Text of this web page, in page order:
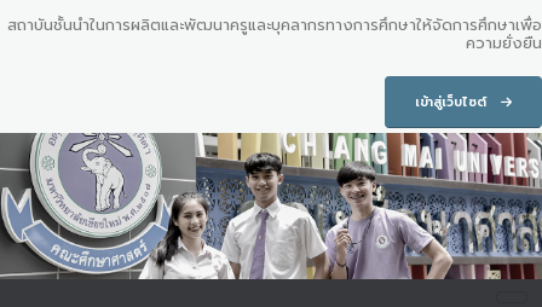
สถาบันชั้นนำในการผลิตและพัฒนาครูและบุคลากรทางการศึกษาให้จัดการศึกษาเพื่อ
ความยั่งยืน
เข้าสู่เว็บไซต์